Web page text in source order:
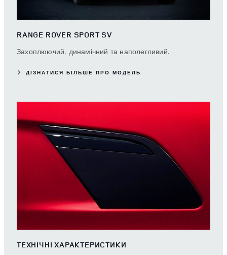
RANGE ROVER SPORT SV
Захоплюючий, динамічний та наполегливий.
ДІЗНАТИСЯ БІЛЬШЕ ПРО МОДЕЛЬ
ТЕХНІЧНІ ХАРАКТЕРИСТИКИ